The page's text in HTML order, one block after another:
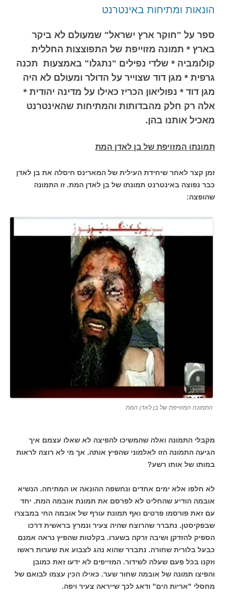
הונאות ומתיחות באינטרנט
ספר על "חוקר ארץ ישראל" שמעולם לא ביקר
בארץ * תמונה מזוייפת של התפוצצות החללית
קולומביה * שלדי נפילים "נתגלו" באמצעות תכנה
גרפית * מגן דוד שצוייר על הדולר ומעולם לא היה
מגן דוד * נפוליאון הכריז כאילו על מדינה יהודית *
אלה רק חלק מהבדותות והמתיחות שהאינטרנט
מאכיל אותנו בהן.
תמונתו המזויפת של בן לאדן המת
זמן קצר לאחר שיחידת העילית של המארינס חיסלה את בן לאדן
כבר נפוצה באינטרנט תמונתו של בן לאדן המת. זו התמונה
שהופצה:
התמונה המזוייפת של בן לאדן המת
מקבלי התמונה ואלה שהמשיכו להפיצה לא שאלו עצמם איך
הגיעה התמונה הזו לאלמוני שהפיץ אותה. אך מי לא רוצה לראות
במותו של אותו רשע?
לא חלפו אלא ימים אחדים ונחשפה ההונאה או המתיחה. הנשיא
אובמה הודיע שהחליט לא לפרסם את תמונת אובמה המת. יחד
עם זאת פורסמו פרטים ואף תמונת עורף של אובמה החי במבצרו
שבפקיסטן. נתברר שהרוצח שהיה צעיר ונמרץ בראשית דרכו
הספיק להזדקן ושיבה זרקה בשערו. בקלטות שהפיץ נראה אמנם
כבעל בלורית שחורה. נתברר שהוא נהג לצבוע את שערות ראשו
וזקנו בכל פעם שעלה לשידור. המזייפים לא ידעו זאת כמובן
והפיצו תמונה של אובמה שחור שער. כאילו הכין עצמו לבואם של
מחסלי "אריות הים" ודאג לכך שייראה צעיר ויפה.